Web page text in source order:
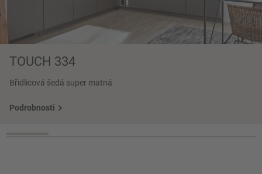
TOUCH 334
Břidlicová šedá super matná
Podrobnosti